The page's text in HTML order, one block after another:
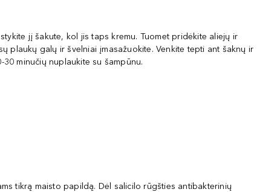
jį šakute, kol jis taps kremu. Tuomet pridėkite aliejų ir
plaukų galų ir švelniai įmasažuokite. Venkite tepti ant šaknų ir
minučių nuplaukite su šampūnu.
tikrą maisto papildą. Dėl salicilo rūgšties antibakterinių